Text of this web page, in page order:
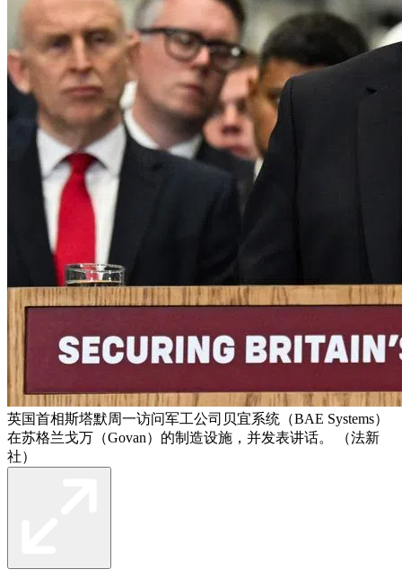
英国首相斯塔默周一访问军工公司贝宜系统（BAE Systems）
在苏格兰戈万（Govan）的制造设施，并发表讲话。 （法新
社）